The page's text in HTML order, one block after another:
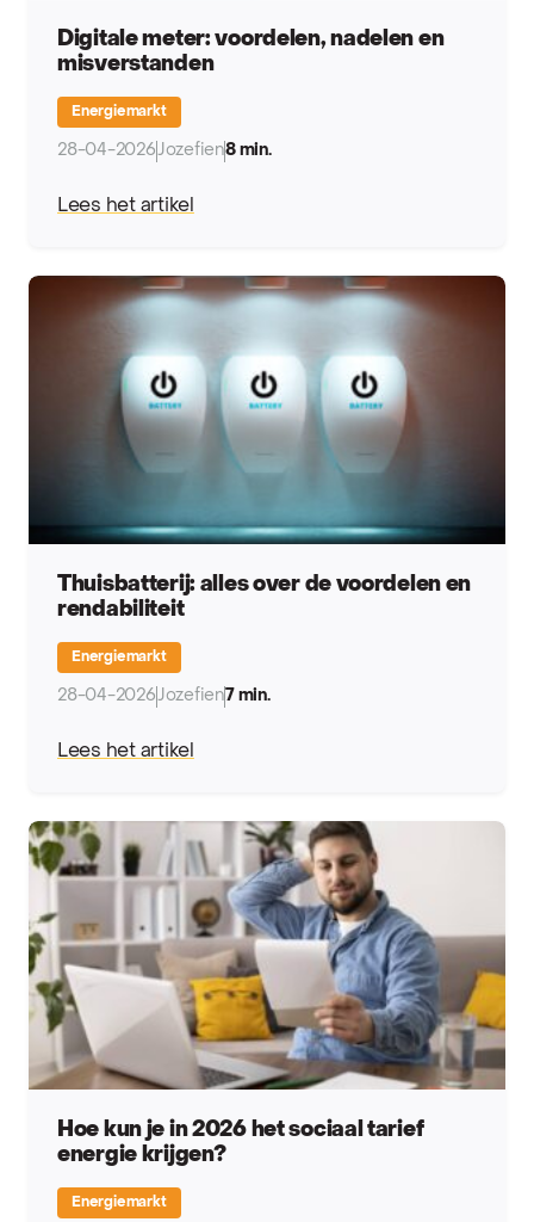
Digitale meter: voordelen, nadelen en
misverstanden
Energiemarkt
28-04-2026Jozefien8 min.
Lees het artikel
Thuisbatterij: alles over de voordelen en
rendabiliteit
Energiemarkt
28-04-2026Jozefien7 min.
Lees het artikel
Hoe kun je in 2026 het sociaal tarief
energie krijgen?
Energiemarkt